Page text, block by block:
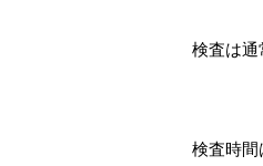
検査は通
検査時間